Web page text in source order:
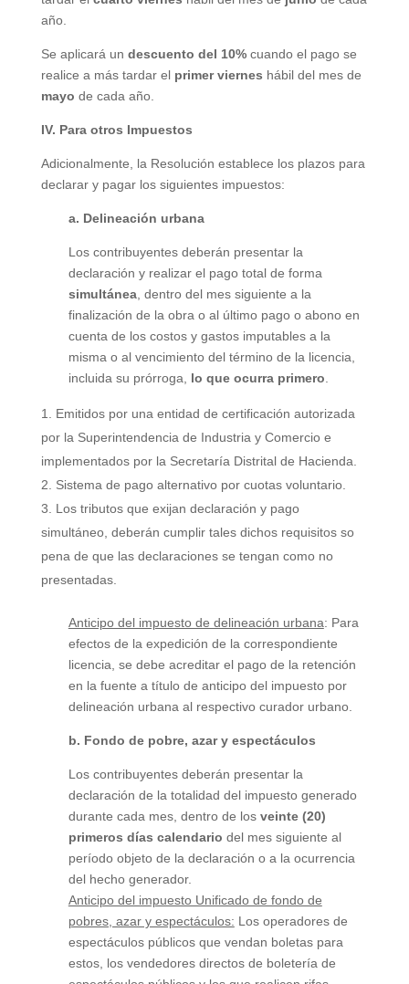
año.
Se aplicará un descuento del 10%cuando el pago se
realice a más tardar el primer viernes hábil del mes de
mayo de cada año.
IV. Para otros Impuestos
Adicionalmente, la Resolución establece los plazos para
declarar y pagar los siguientes impuestos:
a. Delineación urbana
Los contribuyentes deberán presentar la
declaración y realizar el pago total de forma
simultánea, dentro del mes siguiente a la
finalización de la obra o al último pago o abono en
cuenta de los costos y gastos imputables a la
misma o al vencimiento del término de la licencia,
incluida su prórroga,
lo que ocurra primero
Emitidos por una entidad de certificación autorizada
por la Superintendencia de Industria y Comercio e
implementados por la Secretaría Distrital de Hacienda.
Sistema de pago alternativo por cuotas voluntario.
Los tributos que exijan declaración y pago
simultáneo, deberán cumplir tales dichos requisitos so
pena de que las declaraciones se tengan como no
presentadas.
Anticipo del impuesto de delineación urbana: Para
efectos de la expedición de la correspondiente
licencia, se debe acreditar el pago de la retención
en la fuente a título de anticipo del impuesto por
delineación urbana al respectivo curador urbano.
b. Fondo de pobre, azar y espectáculos
Los contribuyentes deberán presentar la
declaración de la totalidad del impuesto generado
durante cada mes, dentro de losveinte (20)
primeros días calendario del mes siguiente al
período objeto de la declaración o a la ocurrencia
del hecho generador.
Anticipo del impuesto Unificado de fondo de
pobres, azar y espectáculos: Los operadores de
espectáculos públicos que vendan boletas para
estos, los vendedores directos de boletería de